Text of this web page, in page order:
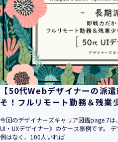
平成16年 2月 1日
平成21年 3月23日 改訂
平成23年 4月 1日 改訂
平成26年 9月10日 改訂
平成27年 6月24日 改訂
平成28年11月 1日 改訂
平成30年 7月 1日 改訂
令和6年 5月 1日 改訂
令和7年 2月17日 改訂
株式会社ユウクリ（以下「当
個人情報とは、個人の識別に係
【50代Webデザイナーの派
そ！フルリモート勤務＆残業
今回のデザイナーズキャリア図鑑page.7
UI・UXデザイナー》のケース事例です。
例はなく、100人いれば